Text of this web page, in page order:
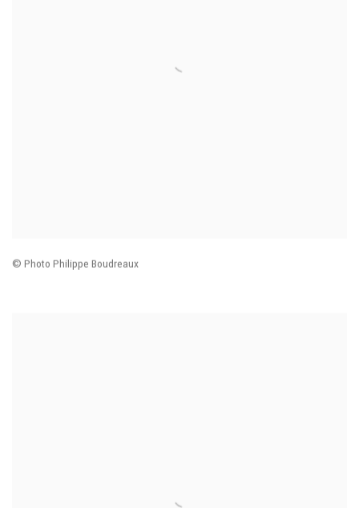
© Photo Philippe Boudreaux